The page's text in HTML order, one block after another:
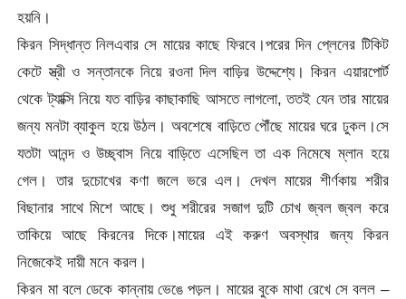
হয়নি।
কিরন সিদ্ধান্ত নিলএবার সে মায়ের কাছে ফিরবে।পরের দিন প্লেনের টিকিট
কেটে স্ত্রী ও সন্তানকে নিয়ে রওনা দিল বাড়ির উদ্দেশ্যে। কিরন এয়ারপোর্ট
থেকে ট্যাক্সি নিয়ে যত বাড়ির কাছাকাছি আসতে লাগলো, ততই যেন তার মায়ের
জন্য মনটা ব্যাকুল হয়ে উঠল। অবশেষে বাড়িতে পৌঁছে মায়ের ঘরে ঢুকল।সে
যতটা আনন্দ ও উচ্ছ্বাস নিয়ে বাড়িতে এসেছিল তা এক নিমেষে ম্লান হয়ে
গেল। তার দুচোখের কণা জলে ভরে এল। দেখল মায়ের শীর্ণকায় শরীর
বিছানার সাথে মিশে আছে। শুধু শরীরের সজাগ দুটি চোখ জ্বল জ্বল করে
তাকিয়ে আছে কিরনের দিকে।মায়ের এই করুণ অবস্থার জন্য কিরন
নিজেকেই দায়ী মনে করল।
কিরন মা বলে ডেকে কান্নায় ভেঙে পড়ল। মায়ের বুকে মাথা রেখে সে বলল –